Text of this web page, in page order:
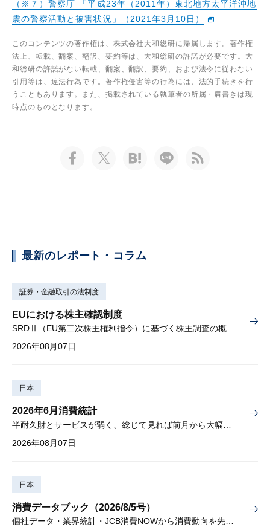
（※７）警察庁 「平成23年（2011年）東北地方太平洋沖地
震の警察活動と被害状況」（2021年3月10日）
このコンテンツの著作権は、株式会社大和総研に帰属します。著作権
法上、転載、翻案、翻訳、要約等は、大和総研の許諾が必要です。大
和総研の許諾がない転載、翻案、翻訳、要約、および法令に従わない
引用等は、違法行為です。著作権侵害等の行為には、法的手続きを行
うこともあります。また、掲載されている執筆者の所属・肩書きは現
時点のものとなります。
最新のレポート・コラム
証券・金融取引の法制度
EUにおける株主確認制度
SRDⅡ（EU第二次株主権利指令）に基づく株主調査の概要と課題
2026年08月07日
日本
2026年6月消費統計
2026年08月07日
日本
消費データブック（2026/8/5号）
個社データ・業界統計・JCB消費NOWから消費動向を先取り